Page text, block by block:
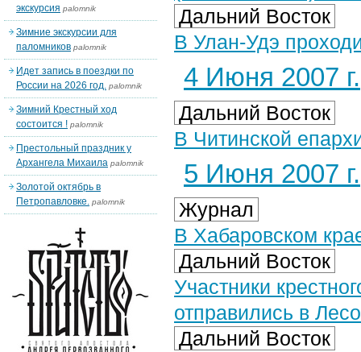
Дальний Восток
В Улан-Удэ
4 Июня 2007 г.
Дальний Восток
В Читинской
5 Июня 2007 г.
Журнал
В Хабаровском
Дальний Восток
Участники
отправились в
Дальний Восток
экскурсия palomnik
Зимние экскурсии для
паломников palomnik
Идет запись в поездки по
России на 2026 год. palomnik
Зимний Крестный ход
состоится ! palomnik
Престольный праздник у
Архангела Михаила palomnik
Золотой октябрь в
Петропавловке. palomnik